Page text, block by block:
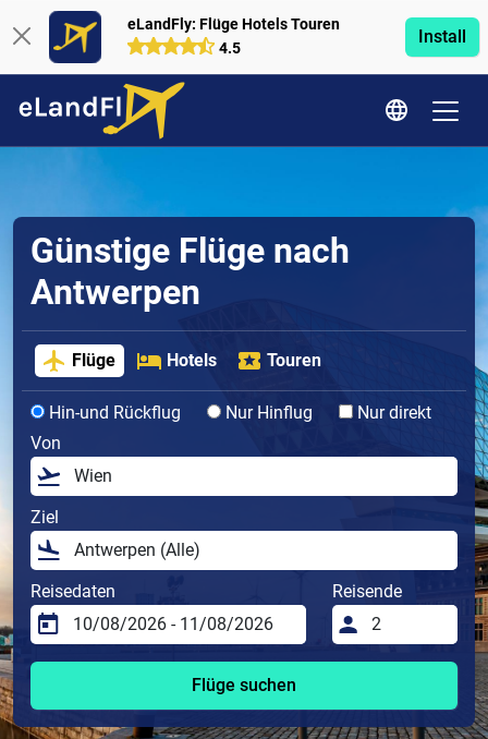
eLandFly: Flüge Hotels Touren
4.5
Install
Günstige Flüge nach
Antwerpen
Flüge Hotels Touren
Hin-und Rückflug Nur Hinflug
Nur direkt
Von
Ziel
Reisedaten Reisende
Flüge suchen